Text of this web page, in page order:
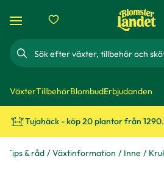
Sök
VäxterTillbehörBlombudErbjudanden
Tujahäck - köp 20 plantor från
Tips & råd Växtinformation Inne